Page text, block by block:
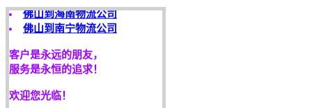
佛山到南宁物流公司
客户是永远的朋友，
服务是永恒的追求！
欢迎您光临！
更多服务请来电咨询，